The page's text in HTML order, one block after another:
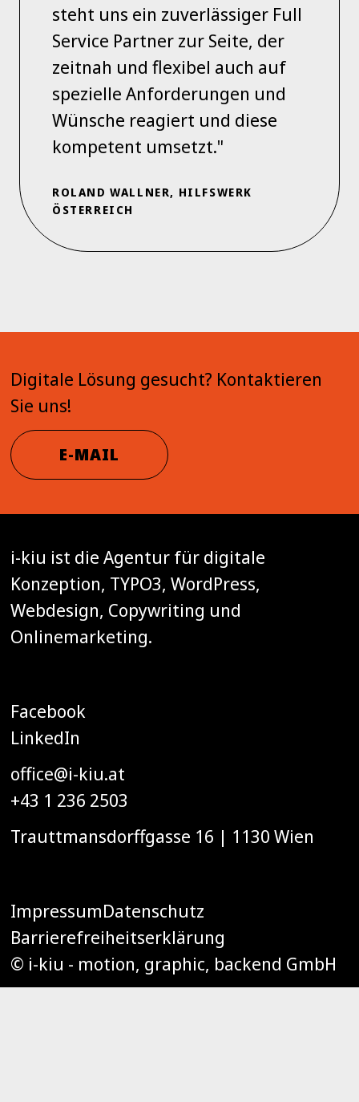
steht uns ein zuverlässiger Full
Service Partner zur Seite, der
zeitnah und flexibel auch auf
spezielle Anforderungen und
Wünsche reagiert und diese
kompetent umsetzt."
ROLAND WALLNER, HILFSWERK
ÖSTERREICH
Digitale Lösung gesucht? Kontaktieren
Sie uns!
E-MAIL
i-kiu ist die Agentur für digitale
Konzeption, TYPO3, WordPress,
Webdesign, Copywriting und
Onlinemarketing.
Facebook
LinkedIn
office@i-kiu.at
+43 1 236 2503
ImpressumDatenschutz
Barrierefreiheitserklärung
© i-kiu - motion, graphic, backend GmbH
Trauttmansdorffgasse 16 | 1130 Wien